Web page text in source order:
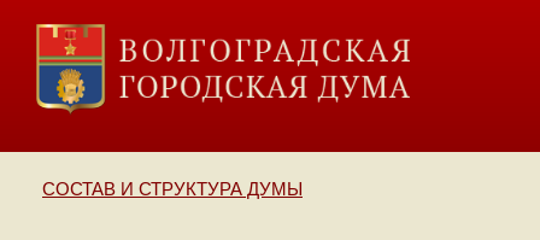
СОСТАВ И СТРУКТУРА ДУМЫ